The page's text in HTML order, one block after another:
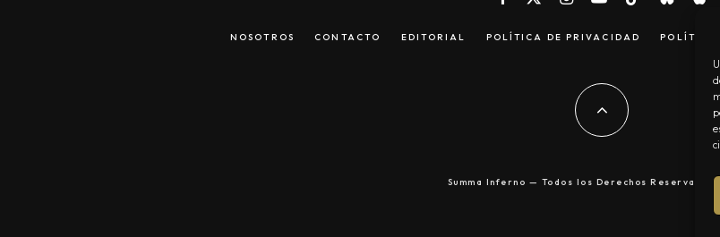
NOSOTROS CONTACTO EDITORIAL POLÍTICA DE PRIVACIDAD POLÍTICA
Summa Inferno — Todos los Derechos Reservados